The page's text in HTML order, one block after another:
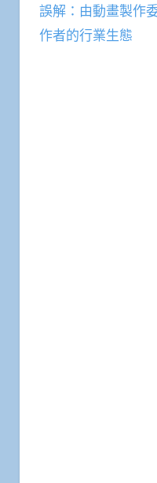
誤解：由動畫製作
作者的行業生態